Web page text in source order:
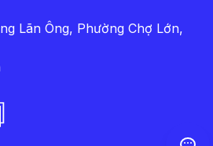
Lãn Ông, Phường Chợ Lớn,